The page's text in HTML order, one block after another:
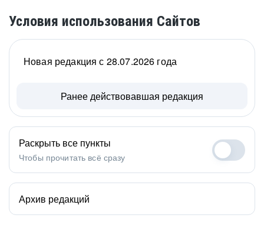
Условия использования Сайтов
Новая редакция с 28.07.2026 года
Ранее действовавшая редакция
Раскрыть все пункты
Чтобы прочитать всё сразу
Архив редакций